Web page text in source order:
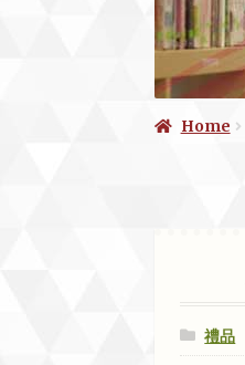
Home
禮品